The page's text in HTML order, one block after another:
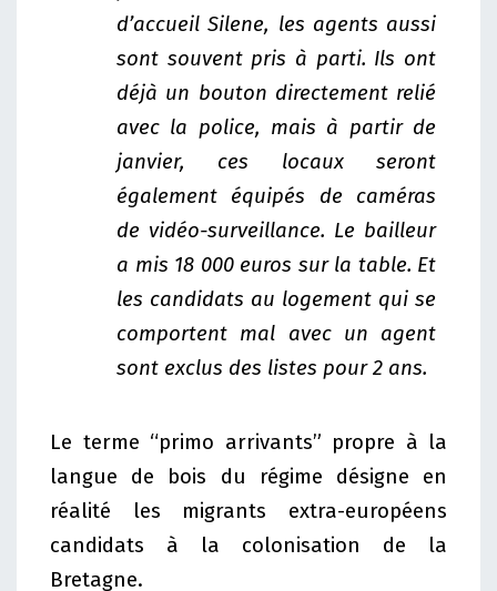
d’accueil Silene, les agents aussi
sont souvent pris à parti. Ils ont
déjà un bouton directement relié
avec la police, mais à partir de
janvier, ces locaux seront
également équipés de caméras
de vidéo-surveillance. Le bailleur
a mis 18 000 euros sur la table. Et
les candidats au logement qui se
comportent mal avec un agent
sont exclus des listes pour 2 ans.
Le terme “primo arrivants” propre à la
langue de bois du régime désigne en
réalité les migrants extra-européens
candidats à la colonisation de la
Bretagne.